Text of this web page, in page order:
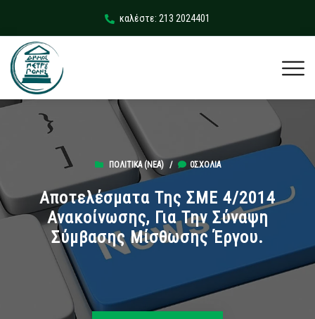
καλέστε: 213 2024401
ΠΟΛΙΤΙΚΆ (ΝΕΑ)/ 0ΣΧΌΛΙΑ
Αποτελέσματα Της ΣΜΕ 4/2014
Ανακοίνωσης, Για Την Σύναψη
Σύμβασης Μίσθωσης Έργου.